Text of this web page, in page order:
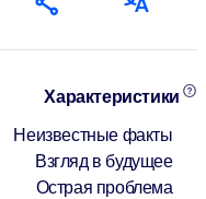
Характеристики
Неизвестные факты
Взгляд в будущее
Острая проблема